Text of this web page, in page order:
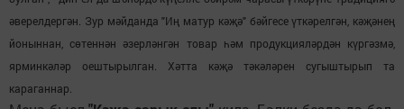
әверелдергән. Зур мәйданда "Иң матур кәҗә" бәйгесе үткәрелгән, кәҗәнең
йоныннан, сөтеннән әзерләнгән товар һәм продукцияләрдән күргәзмә,
ярминкәләр оештырылган. Хәтта кәҗә тәкәләрен сугыштырып та
караганнар.